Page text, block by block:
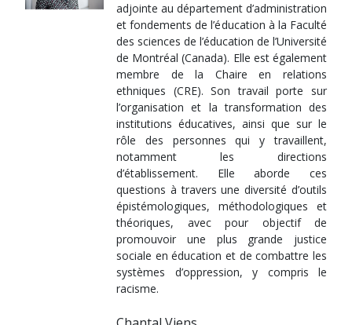
adjointe au département d’administration
et fondements de l’éducation à la Faculté
des sciences de l’éducation de l’Université
de Montréal (Canada). Elle est également
membre de la Chaire en relations
ethniques (CRE). Son travail porte sur
l’organisation et la transformation des
institutions éducatives, ainsi que sur le
rôle des personnes qui y travaillent,
notamment les directions
d’établissement. Elle aborde ces
questions à travers une diversité d’outils
épistémologiques, méthodologiques et
théoriques, avec pour objectif de
promouvoir une plus grande justice
sociale en éducation et de combattre les
systèmes d’oppression, y compris le
racisme.